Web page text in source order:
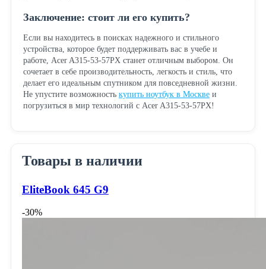
Заключение: стоит ли его купить?
Если вы находитесь в поисках надежного и стильного
устройства, которое будет поддерживать вас в учебе и
работе, Acer A315-53-57PX станет отличным выбором. Он
сочетает в себе производительность, легкость и стиль, что
делает его идеальным спутником для повседневной жизни.
Не упустите возможность купить ноутбук в Москвеи
погрузиться в мир технологий с Acer A315-53-57PX!
Товары в наличии
EliteBook 645 G9
-30%